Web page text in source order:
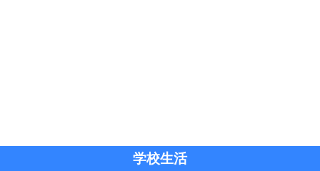
学校生活